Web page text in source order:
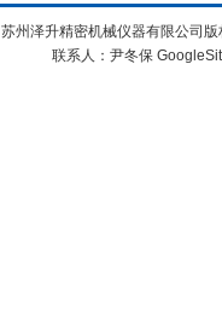
苏州泽升精密机械仪器有限公司
联系人：尹冬保